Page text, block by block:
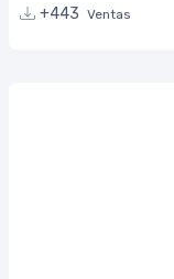
+443 Ventas